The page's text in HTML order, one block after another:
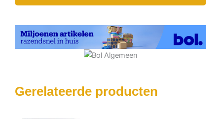
Gerelateerde producten